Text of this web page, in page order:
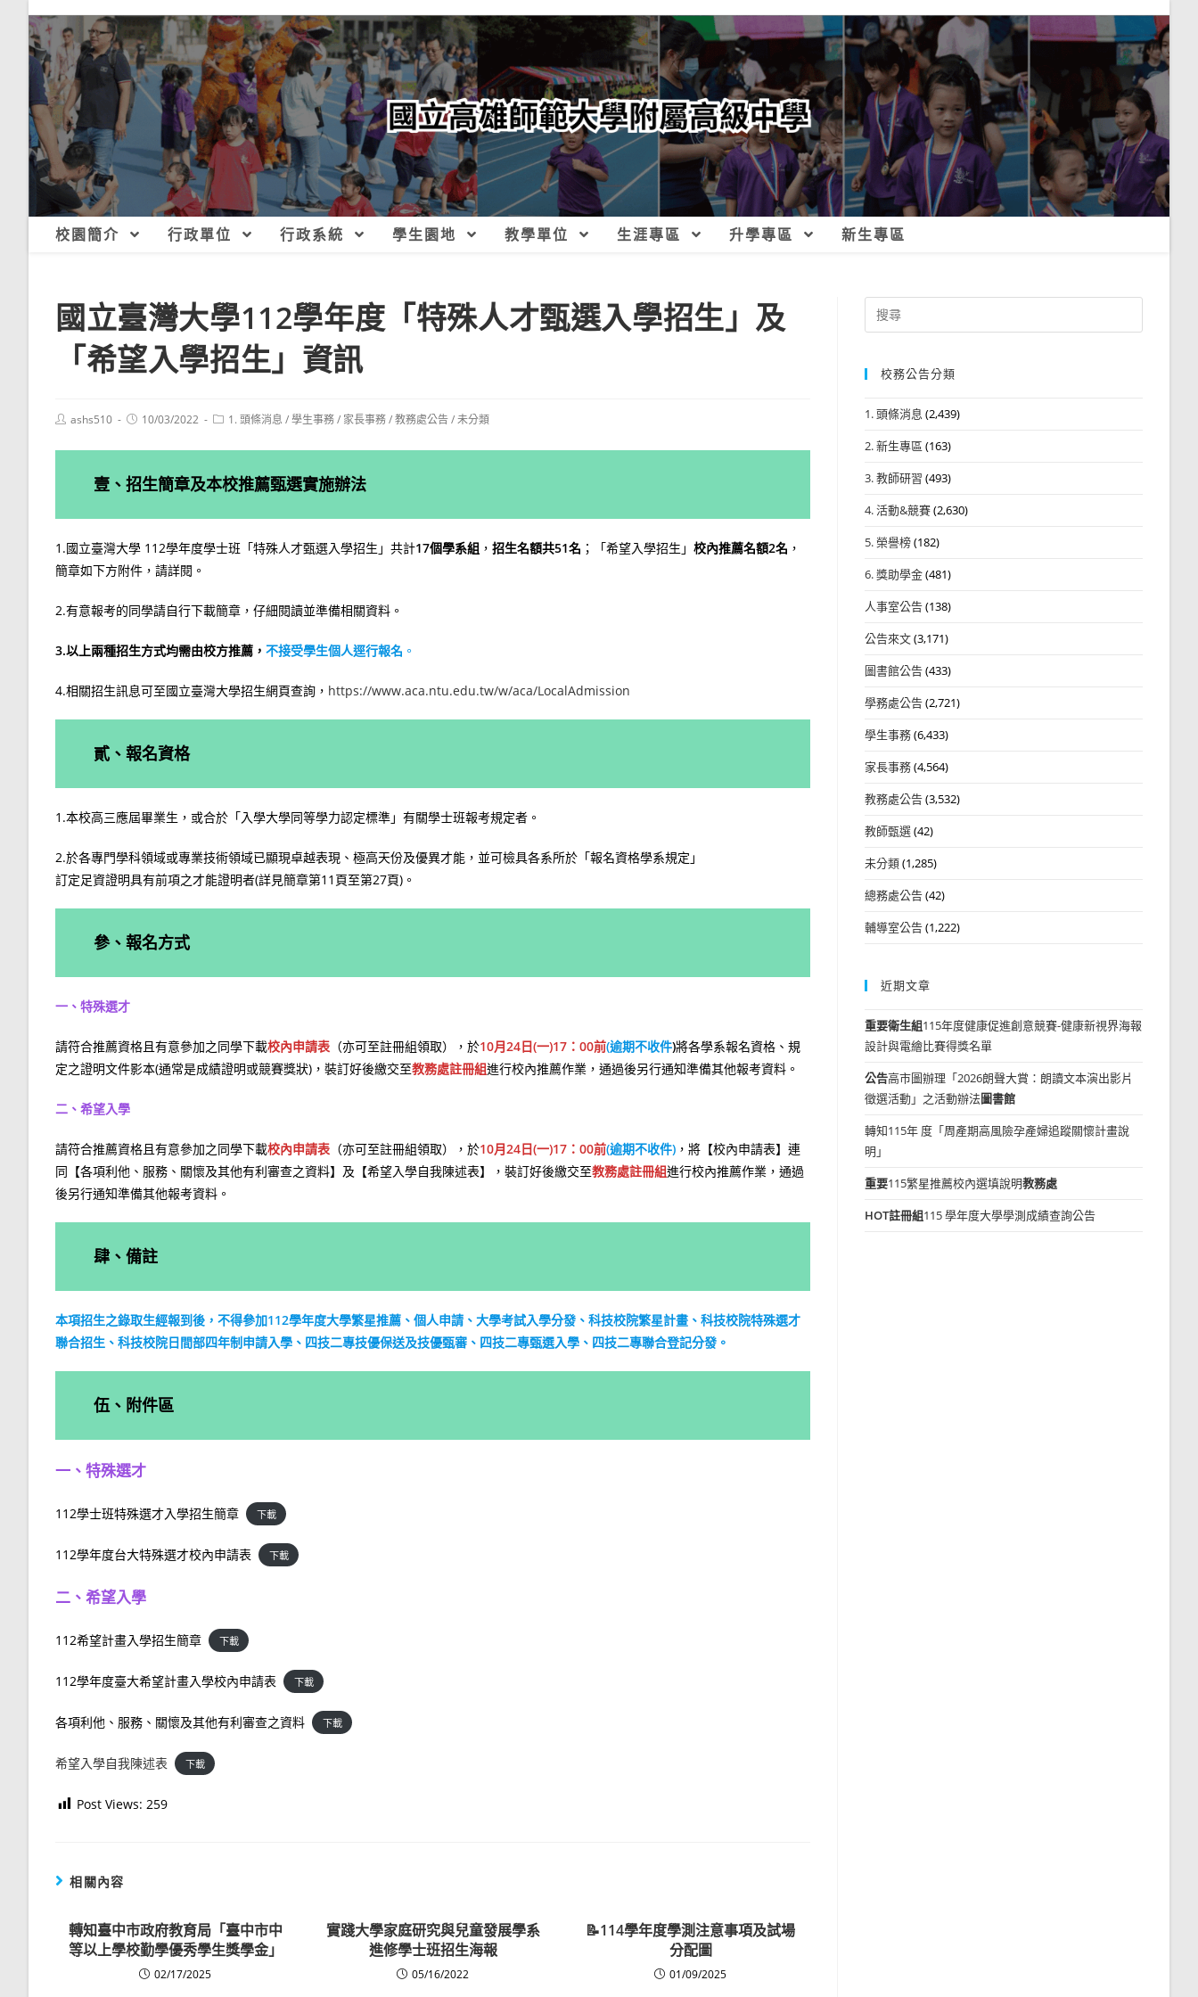
校園簡介 行政單位 行政系統 學生園地 教學單位 生涯專區 升學專區 新生專區
國立臺灣大學112學年度「特殊人才甄選入學招生」及
「希望入學招生」資訊
Postashs510
Post10/03/2022
Post1. 頭條消息 /學生事務/ 家長事務/教務處公告/未分類
壹、招生簡章及本校推薦甄選實施辦法
1.國立臺灣大學 112學年度學士班「特殊人才甄選入學招生」共計17個學系組 ， 招生名額共51名 ；「希望入學招生」 校內推薦名額2名 ，
簡章如下方附件，請詳閱。
2.有意報考的同學請自行下載簡章，仔細閱讀並準備相關資料。
3.以上兩種招生方式均需由校方推薦， 不接受學生個人逕行報名 。
4.相關招生訊息可至國立臺灣大學招生網頁查詢， https://www.aca.ntu.edu.tw/w/aca/LocalAdmission
貳、報名資格
1.本校高三應屆畢業生，或合於「入學大學同等學力認定標準」有關學士班報考規定者。
2.於各專門學科領域或專業技術領域已顯現卓越表現、極高天份及優異才能，並可檢具各系所於「報名資格學系規定」
訂定足資證明具有前項之才能證明者(詳見簡章第11頁至第27頁)。
參、報名方式
一、特殊選才
請符合推薦資格且有意參加之同學下載校內申請表 （亦可至註冊組領取），於10月24日(一)17：00前(逾期不收件)將各學系報名資格、規
定之證明文件影本(通常是成績證明或競賽獎狀)，裝訂好後繳交至教務處註冊組進行校內推薦作業，通過後另行通知準備其他報考資料。
二、希望入學
請符合推薦資格且有意參加之同學下載校內申請表 （亦可至註冊組領取），於10月24日(一)17：00前(逾期不收件) ，將【校內申請表】連
同【各項利他、服務、關懷及其他有利審查之資料】及【希望入學自我陳述表】，裝訂好後繳交至教務處註冊組進行校內推薦作業，通過
後另行通知準備其他報考資料。
肆、備註
本項招生之錄取生經報到後，不得參加112學年度大學繁星推薦、個人申請、大學考試入學分發、科技校院繁星計畫、科技校院特殊選才
聯合招生、科技校院日間部四年制申請入學、四技二專技優保送及技優甄審、四技二專甄選入學、四技二專聯合登記分發。
伍、附件區
一、特殊選才
112學士班特殊選才入學招生簡章 下載
112學年度台大特殊選才校內申請表 下載
二、希望入學
112希望計畫入學招生簡章 下載
112學年度臺大希望計畫入學校內申請表 下載
各項利他、服務、關懷及其他有利審查之資料 下載
希望入學自我陳述表 下載
Post Views: 259
相關內容
轉知臺中市政府教育局「臺中市中
等以上學校勤學優秀學生獎學金」
02/17/2025
實踐大學家庭研究與兒童發展學系
進修學士班招生海報
05/16/2022
📝114學年度學測注意事項及試場
分配圖
01/09/2025
Search
for:
校務公告分類
1. 頭條消息 (2,439)
2. 新生專區 (163)
3. 教師研習 (493)
4. 活動&競賽(2,630)
5. 榮譽榜(182)
6. 獎助學金(481)
人事室公告(138)
公告來文(3,171)
圖書館公告(433)
學務處公告(2,721)
學生事務(6,433)
家長事務(4,564)
教務處公告(3,532)
教師甄選(42)
未分類(1,285)
總務處公告(42)
輔導室公告(1,222)
近期文章
重要衛生組115年度健康促進創意競賽-健康新視界海報
設計與電繪比賽得獎名單
公告高市圖辦理「2026朗聲大賞：朗讀文本演出影片
徵選活動」之活動辦法圖書館
轉知115年 度「周產期高風險孕產婦追蹤關懷計畫說
明」
重要115繁星推薦校內選填說明教務處
HOT註冊組115 學年度大學學測成績查詢公告